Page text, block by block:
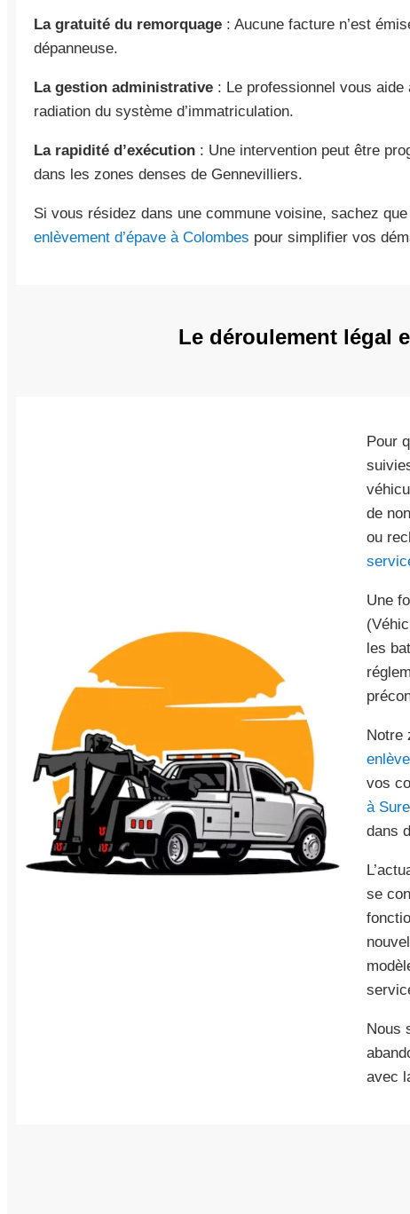
La gratuité du remorquage : Aucune facture n’est
dépanneuse.
La gestion administrative : Le professionnel vous
radiation du système d’immatriculation.
La rapidité d’exécution : Une intervention peut être
dans les zones denses de Gennevilliers.
Si vous résidez dans une commune voisine, sachez
enlèvement d’épave à Colombes pour simplifier vos
Le déroulement légal
Pour
de
ou
Une
les
Notre
vos
à
dans
se
Nous
avec